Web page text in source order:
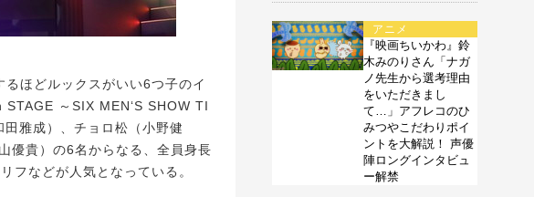
ほどルックスがいい6つ子のイ
～SIX MEN‘S SHOW TI
雅成）、チョロ松（小野健
優貴）の6名からなる、全員身長
フなどが人気となっている。
アニメ
『映画ちいかわ』鈴
木みのりさん「ナガ
ノ先生から選考理由
をいただきまし
て…」アフレコのひ
みつやこだわりポイ
ントを大解説！ 声優
陣ロングインタビュ
ー解禁